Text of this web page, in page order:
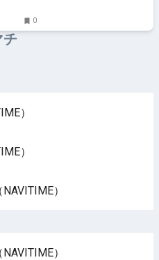
0
チ
）
）
）
）